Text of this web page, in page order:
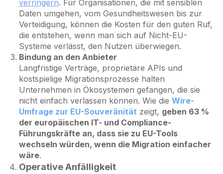
verringern. Für Organisationen, die mit sensiblen
Daten umgehen, vom Gesundheitswesen bis zur
Verteidigung, können die Kosten für den guten Ruf,
die entstehen, wenn man sich auf Nicht-EU-
Systeme verlässt, den Nutzen überwiegen.
Bindung an den Anbieter
Langfristige Verträge, proprietäre APIs und
kostspielige Migrationsprozesse halten
Unternehmen in Ökosystemen gefangen, die sie
nicht einfach verlassen können. Wie die Wire-
Umfrage zur EU-Souveränität zeigt, geben 63 %
der europäischen IT- und Compliance-
Führungskräfte an, dass sie zu EU-Tools
wechseln würden, wenn die Migration einfacher
wäre.
Operative Anfälligkeit